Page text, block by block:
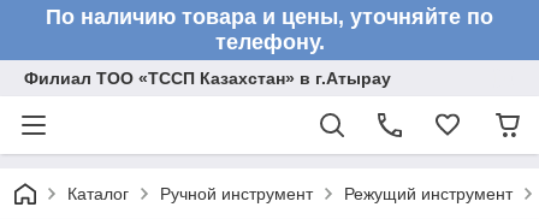
По наличию товара и цены, уточняйте по
телефону.
Филиал ТОО «ТССП Казахстан» в г.Атырау
Каталог Ручной инструмент Режущий инструмент